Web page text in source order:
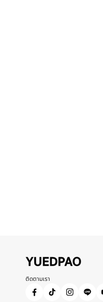
ติดตามเรา